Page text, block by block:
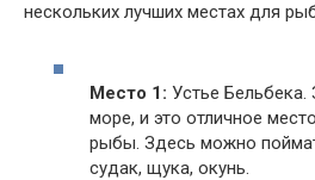
нескольких лучших местах для
Место 1: Устье Бельбека.
море, и это отличное
рыбы. Здесь можно
судак, щука, окунь.